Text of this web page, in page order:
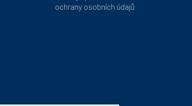
ochrany osobních údajů